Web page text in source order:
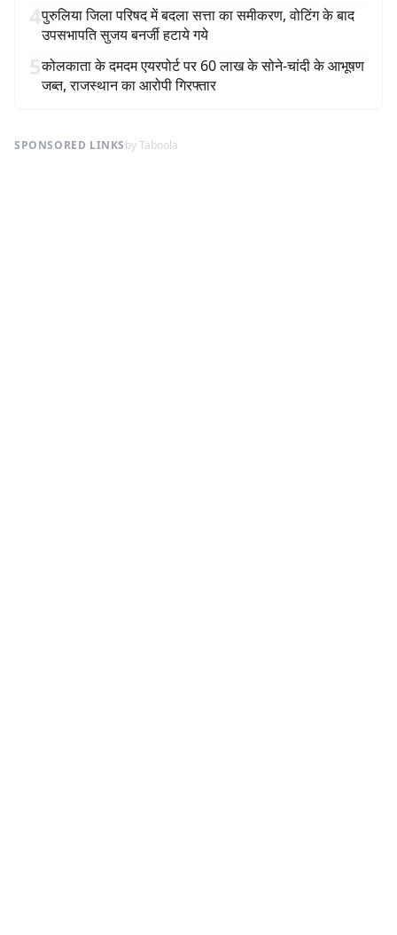
4पुरुलिया जिला परिषद में बदला सत्ता का समीकरण, वोटिंग के बाद
उपसभापति सुजय बनर्जी हटाये गये
5कोलकाता के दमदम एयरपोर्ट पर 60 लाख के सोने-चांदी के आभूषण
जब्त, राजस्थान का आरोपी गिरफ्तार
SPONSORED LINKSby Taboola